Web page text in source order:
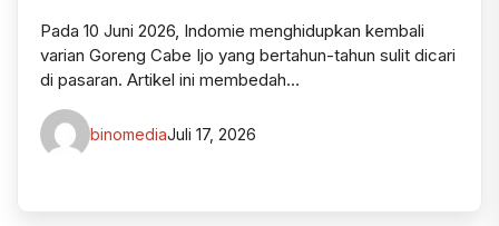
Pada 10 Juni 2026, Indomie menghidupkan kembali
varian Goreng Cabe Ijo yang bertahun-tahun sulit dicari
di pasaran. Artikel ini membedah…
binomediaJuli 17, 2026